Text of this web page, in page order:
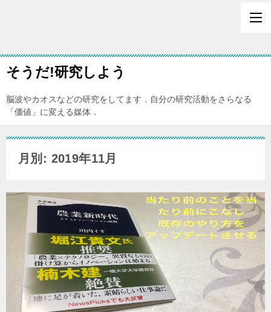
そうだ!研究しよう
脳波やカオスなどの研究をしてます．自分の研究活動をさらなる
「価値」に変える媒体．
月別: 2019年11月